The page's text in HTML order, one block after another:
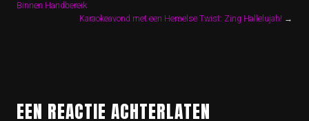
Binnen Handbereik
Karaokeavond met een Hemelse Twist: Zing Hallelujah! →
EEN REACTIE ACHTERLATEN